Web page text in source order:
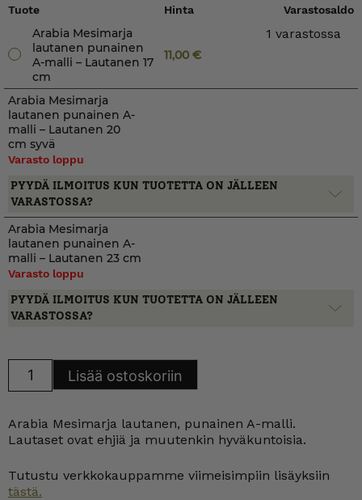
Tuote Hinta Varastosaldo
Arabia Mesimarja
lautanen punainen
A-malli – Lautanen 17
cm
11,00€
1 varastossa
Arabia Mesimarja
lautanen punainen A-
malli – Lautanen 20
cm syvä
Varasto loppu
PYYDÄ ILMOITUS KUN TUOTETTA ON JÄLLEEN
VARASTOSSA?
Arabia Mesimarja
lautanen punainen A-
malli – Lautanen 23 cm
Varasto loppu
PYYDÄ ILMOITUS KUN TUOTETTA ON JÄLLEEN
VARASTOSSA?
Mesimarja
malli
määrä
Lisää ostoskoriin
Arabia Mesimarja lautanen, punainen A-malli.
Lautaset ovat ehjiä ja muutenkin hyväkuntoisia.
Tutustu verkkokauppamme viimeisimpiin lisäyksiin
tästä.